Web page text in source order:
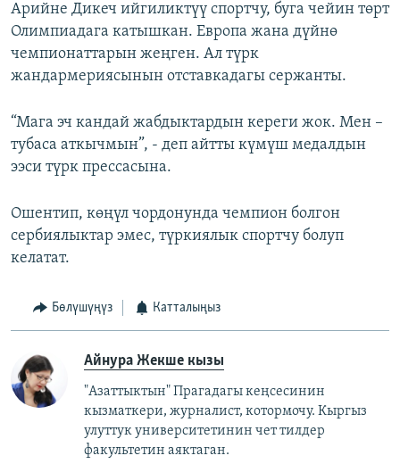
Арийне Дикеч ийгиликтүү спортчу, буга чейин төрт
Олимпиадага катышкан. Европа жана дүйнө
чемпионаттарын жеңген. Ал түрк
жандармериясынын отставкадагы сержанты.
“Мага эч кандай жабдыктардын кереги жок. Мен –
тубаса аткычмын”, - деп айтты күмүш медалдын
ээси түрк прессасына.
Ошентип, көңүл чордонунда чемпион болгон
сербиялыктар эмес, түркиялык спортчу болуп
келатат.
Бөлүшүңүз Катталыңыз
Айнура Жекше кызы
"Азаттыктын" Прагадагы кеңсесинин
кызматкери, журналист, котормочу. Кыргыз
улуттук университетинин чет тилдер
факультетин аяктаган.